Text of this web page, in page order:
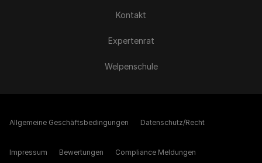
Kontakt
Expertenrat
Welpenschule
Allgemeine Geschäftsbedingungen Datenschutz/Recht
Impressum Bewertungen Compliance Meldungen